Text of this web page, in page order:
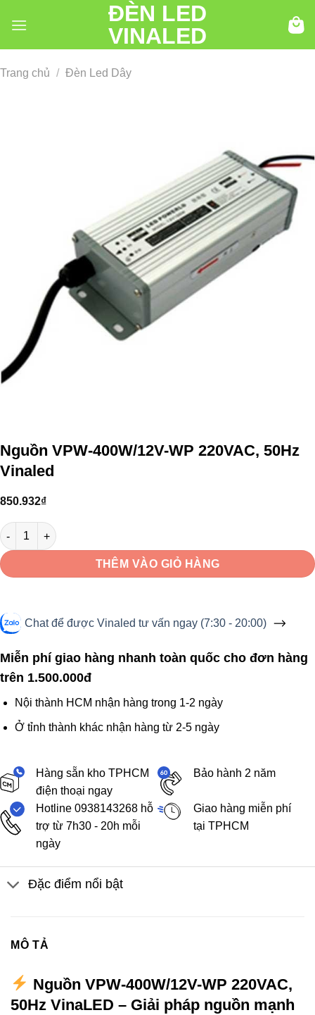
đến
ĐÈN LED
VINALED
Trang chủ / Đèn Led Dây
Nguồn VPW-400W/12V-WP 220VAC, 50Hz
Vinaled
850.932₫
Nguồn VPW-400W/12V-WP 220VAC, 50Hz Vinaled số lượng
THÊM VÀO GIỎ HÀNG
Chat để được Vinaled tư vấn ngay (7:30 - 20:00)
Miễn phí giao hàng nhanh toàn quốc cho đơn hàng
trên 1.500.000đ
Nội thành HCM nhận hàng trong 1-2 ngày
Ở tỉnh thành khác nhận hàng từ 2-5 ngày
Hàng sẵn kho TPHCM
điện thoại ngay
Bảo hành 2 năm
Hotline 0938143268 hỗ
trợ từ 7h30 - 20h mỗi
ngày
Giao hàng miễn phí
tại TPHCM
Đặc điểm nổi bật
MÔ TẢ
Nguồn VPW-400W/12V-WP 220VAC,
50Hz VinaLED – Giải pháp nguồn mạnh